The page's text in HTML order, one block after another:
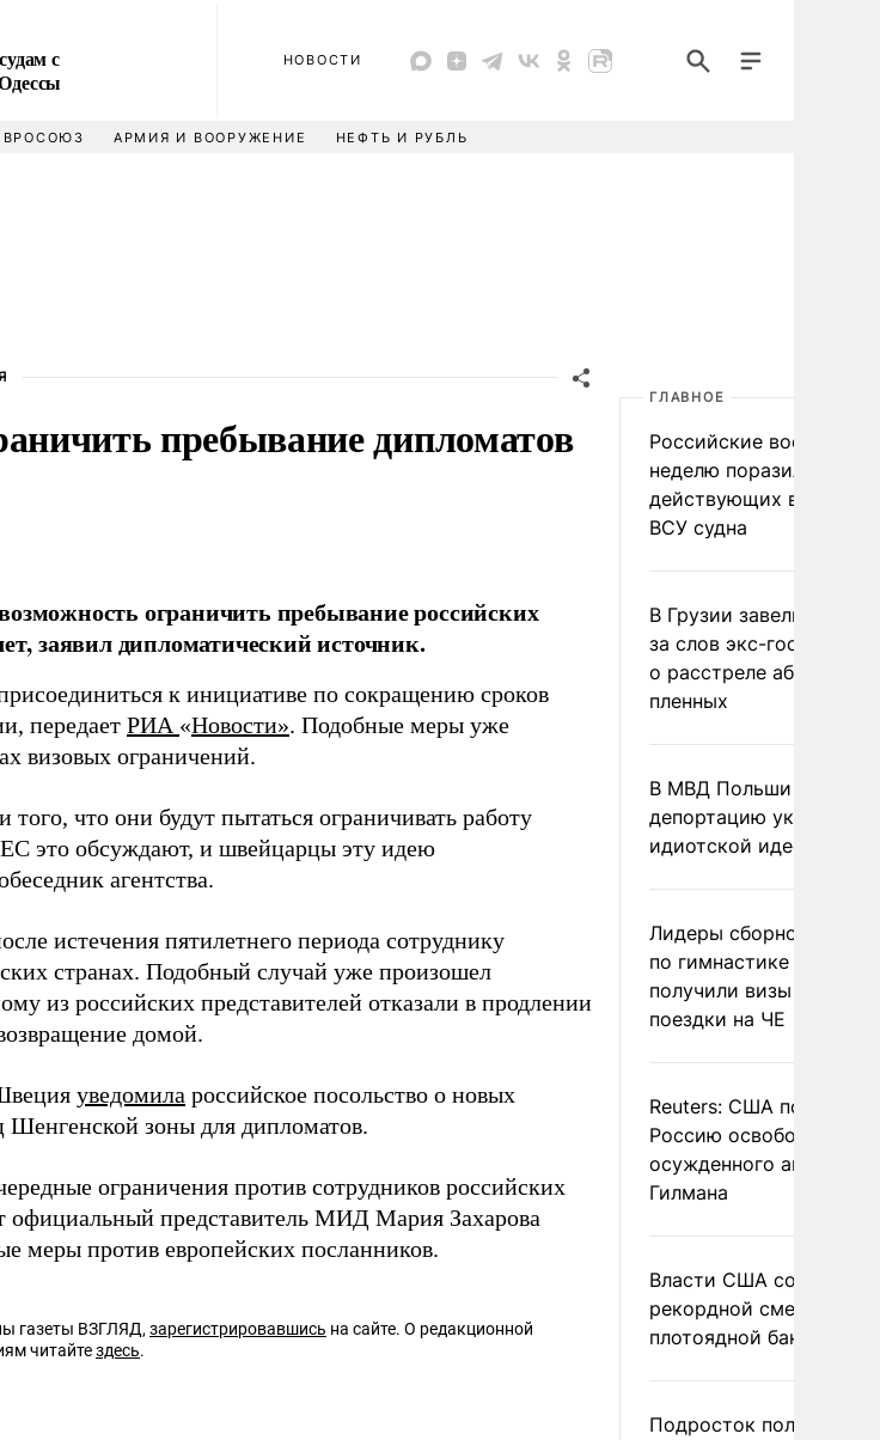
с
НОВОСТИ
АРМИЯ И ВООРУЖЕНИЕ НЕФТЬ И РУБЛЬ
пребывание дипломатов
ограничить пребывание российских
заявил дипломатический источник.
к инициативе по сокращению сроков
передает РИА «Новости». Подобные меры уже
визовых ограничений.
что они будут пытаться ограничивать работу
это обсуждают, и швейцарцы эту идею
агентства.
истечения пятилетнего периода сотруднику
странах. Подобный случай уже произошел
из российских представителей отказали в продлении
домой.
уведомила российское посольство о новых
Шенгенской зоны для дипломатов.
ограничения против сотрудников российских
официальный представитель МИД Мария Захарова
меры против европейских посланников.
газеты ВЗГЛЯД, зарегистрировавшись на сайте. О редакционной
читайтездесь.
ГЛАВНОЕ
Российские военные за
неделю поразили 34
действующих в
ВСУ судна
В Грузии завели дело
за слов экс-
о расстреле абхазских
пленных
В МВД Польши назвали
депортацию украинцев
идиотской идеей
Лидеры сборной
по гимнастике не
получили визы для
поездки на ЧЕ
Reuters: США
Россию освободить
осужденного
Гилмана
Власти США сообщили
рекордной смертности
плотоядной бактерии
Подросток получил